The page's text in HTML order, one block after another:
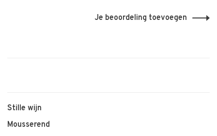
Je beoordeling toevoegen
Stille wijn
Mousserend